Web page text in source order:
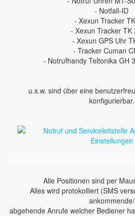
- Notfall-ID
- Xexun Tracker
- Xexun Tracker TK
- Xexun GPS Uhr
- Tracker Cuman
- Notrufhandy Teltonika GH
u.s.w. sind über eine
konfigurierbar.
Alle Positionen sind per
Alles wird protokolliert (SMS
ankommende/
abgehende Anrufe welcher Bediener